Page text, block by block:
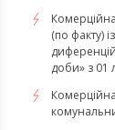
(по факту)
доби» з 01